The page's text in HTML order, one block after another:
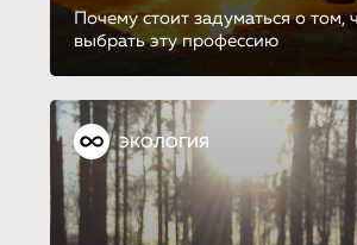
Почему стоит задуматься о том,
выбрать эту профессию
ЭКОЛОГИЯ